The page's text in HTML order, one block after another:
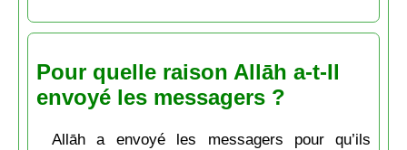
Pour quelle raison Allāh a-t-Il
envoyé les messagers ?
Allāh a envoyé les messagers pour qu’ils